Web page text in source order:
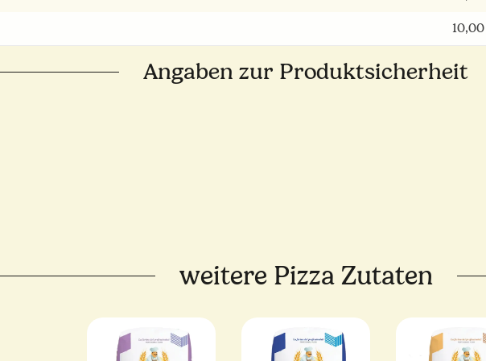
Angaben zur Produktsicherheit
weitere Pizza Zutaten